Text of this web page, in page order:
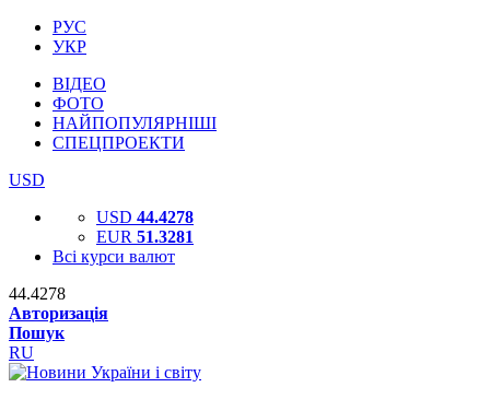
РУС
УКР
ВІДЕО
ФОТО
НАЙПОПУЛЯРНІШІ
СПЕЦПРОЕКТИ
USD
USD 44.4278
EUR 51.3281
Всі курси валют
44.4278
Авторизація
Пошук
RU